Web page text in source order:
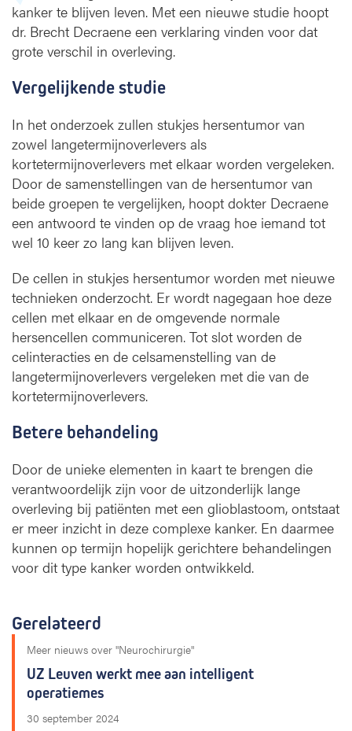
s
e
n
u
o
r
kanker te blijven leven. Met een nieuwe studie hoopt
dr. Brecht Decraene een verklaring vinden voor dat
grote verschil in overleving.
Vergelijkende studie
In het onderzoek zullen stukjes hersentumor van
zowel langetermijnoverlevers als
kortetermijnoverlevers met elkaar worden vergeleken.
Door de samenstellingen van de hersentumor van
beide groepen te vergelijken, hoopt dokter Decraene
een antwoord te vinden op de vraag hoe iemand tot
wel 10 keer zo lang kan blijven leven.
De cellen in stukjes hersentumor worden met nieuwe
technieken onderzocht. Er wordt nagegaan hoe deze
cellen met elkaar en de omgevende normale
hersencellen communiceren. Tot slot worden de
celinteracties en de celsamenstelling van de
langetermijnoverlevers vergeleken met die van de
kortetermijnoverlevers.
Betere behandeling
Door de unieke elementen in kaart te brengen die
verantwoordelijk zijn voor de uitzonderlijk lange
overleving bij patiënten met een glioblastoom, ontstaat
er meer inzicht in deze complexe kanker. En daarmee
kunnen op termijn hopelijk gerichtere behandelingen
voor dit type kanker worden ontwikkeld.
Gerelateerd
Meer nieuws over "Neurochirurgie"
UZ Leuven werkt mee aan intelligent
operatiemes
30 september 2024